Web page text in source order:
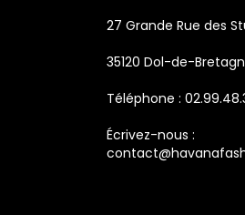
27 Grande Rue des
35120 Dol-de-
Téléphone :
Écrivez-nous :